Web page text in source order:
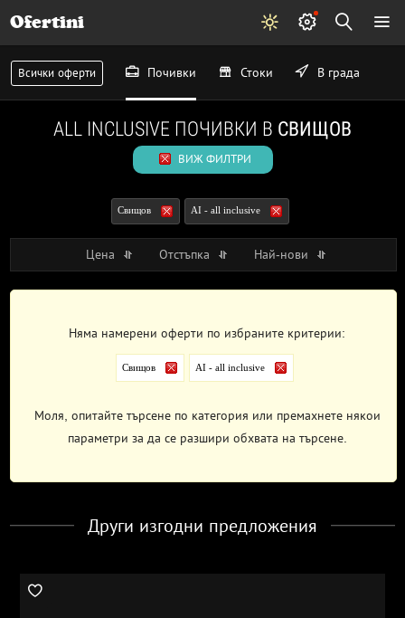
Ofertini
Всички оферти Почивки Стоки В града
ALL INCLUSIVE ПОЧИВКИ В СВИЩОВ
ВИЖ ФИЛТРИ
Свищов AI - all inclusive
Цена Отстъпка Най-нови
Няма намерени оферти по избраните критерии:
Свищов AI - all inclusive
Моля, опитайте търсене по категория или премахнете някои
параметри за да се разшири обхвата на търсене.
Други изгодни предложения